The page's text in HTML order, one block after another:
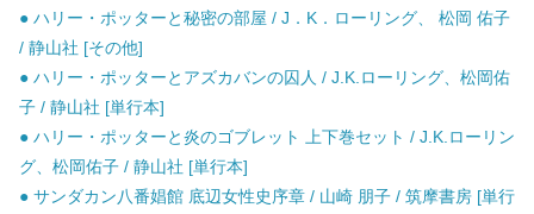
● ハリー・ポッターと秘密の部屋 / J．K．ローリング、 松岡 佑子
/ 静山社 [その他]
● ハリー・ポッターとアズカバンの囚人 / J.K.ローリング、松岡佑
子 / 静山社 [単行本]
● ハリー・ポッターと炎のゴブレット 上下巻セット / J.K.ローリン
グ、松岡佑子 / 静山社 [単行本]
● サンダカン八番娼館 底辺女性史序章 / 山崎 朋子 / 筑摩書房 [単行